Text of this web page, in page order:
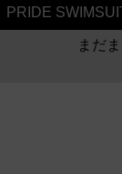
PRIDE
まだ